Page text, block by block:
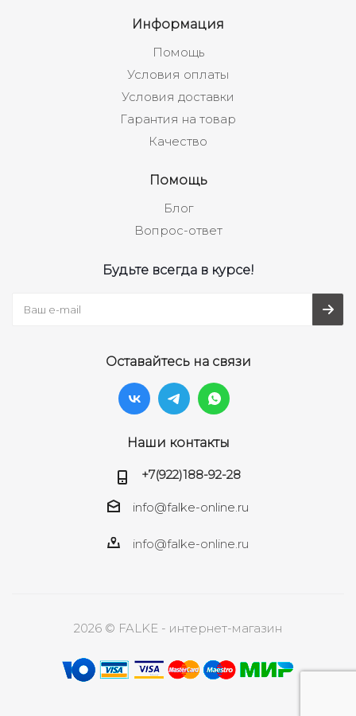
Информация
Помощь
Условия оплаты
Условия доставки
Гарантия на товар
Качество
Помощь
Блог
Вопрос-ответ
Будьте всегда в курсе!
Оставайтесь на связи
Наши контакты
+7(922)188-92-28
info@falke-online.ru
info@falke-online.ru
2026 © FALKE - интернет-магазин